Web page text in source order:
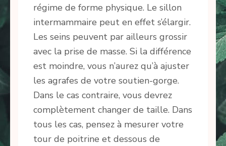
régime de forme physique. Le sillon
intermammaire peut en effet s’élargir.
Les seins peuvent par ailleurs grossir
avec la prise de masse. Si la différence
est moindre, vous n’aurez qu’à ajuster
les agrafes de votre soutien-gorge.
Dans le cas contraire, vous devrez
complètement changer de taille. Dans
tous les cas, pensez à mesurer votre
tour de poitrine et dessous de